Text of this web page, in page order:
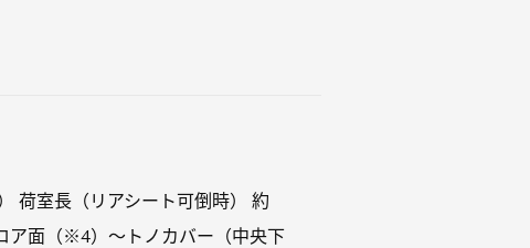
荷室長（リアシート可倒時） 約
面（※4）～トノカバー（中央下